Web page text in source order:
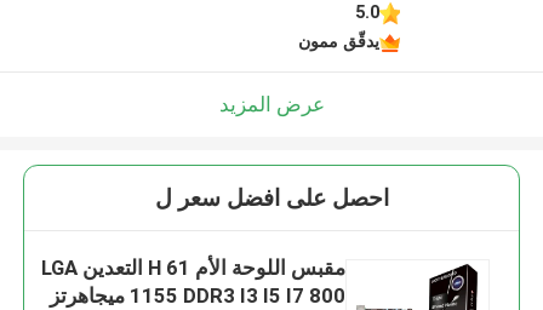
5.0
يدقّق ممون
عرض المزيد
احصل على افضل سعر ل
مقبس اللوحة الأم H 61 التعدين LGA
1155 DDR3 I3 I5 I7 800 ميجاهرتز